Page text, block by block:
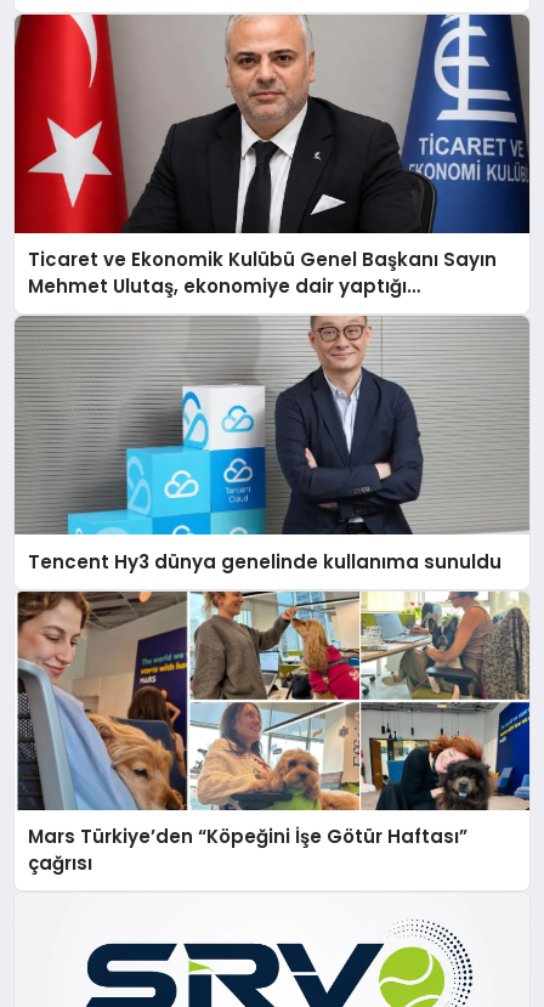
Ticaret ve Ekonomik Kulübü Genel Başkanı Sayın
Mehmet Ulutaş, ekonomiye dair yaptığı
açıklamada şunları kaydetti:
Tencent Hy3 dünya genelinde kullanıma sunuldu
Mars Türkiye’den “Köpeğini İşe Götür Haftası”
çağrısı